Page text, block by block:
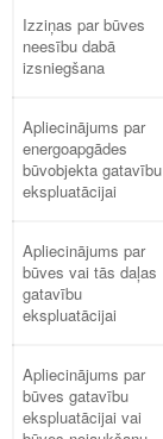
Izziņas par būves
neesību dabā
izsniegšana
Apliecinājums par
energoapgādes
būvobjekta gatavību
ekspluatācijai
Apliecinājums par
būves vai tās daļas
gatavību
ekspluatācijai
Apliecinājums par
būves gatavību
ekspluatācijai vai